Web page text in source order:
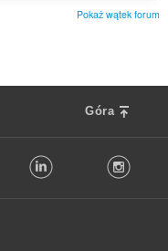
Pokaż wątek forum
Góra
LinkedIn